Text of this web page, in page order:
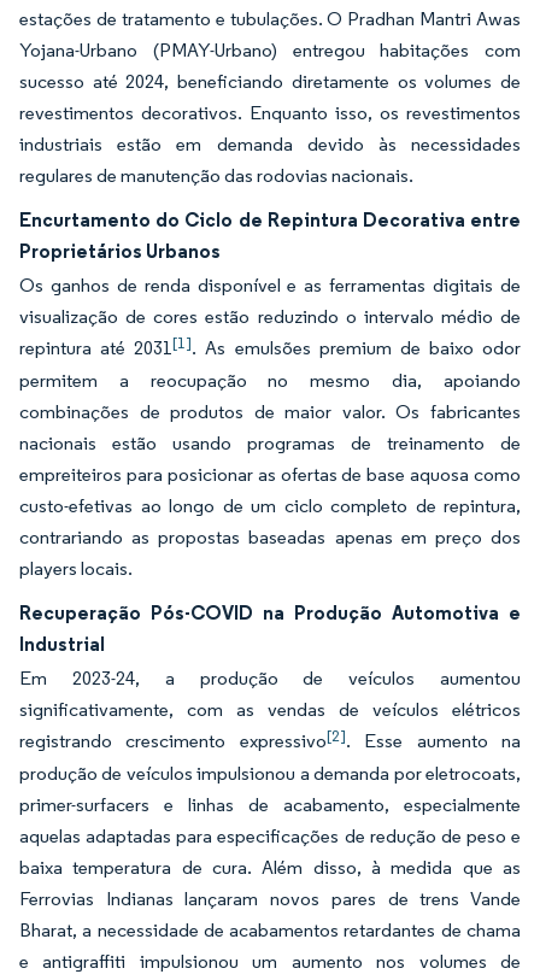
estações de tratamento e tubulações. O Pradhan Mantri Awas
Yojana-Urbano (PMAY-Urbano) entregou habitações com
sucesso até 2024, beneficiando diretamente os volumes de
revestimentos decorativos. Enquanto isso, os revestimentos
industriais estão em demanda devido às necessidades
regulares de manutenção das rodovias nacionais.
Encurtamento do Ciclo de Repintura Decorativa entre
Proprietários Urbanos
Os ganhos de renda disponível e as ferramentas digitais de
visualização de cores estão reduzindo o intervalo médio de
repintura até 2031[1]. As emulsões premium de baixo odor
permitem a reocupação no mesmo dia, apoiando
combinações de produtos de maior valor. Os fabricantes
nacionais estão usando programas de treinamento de
empreiteiros para posicionar as ofertas de base aquosa como
custo-efetivas ao longo de um ciclo completo de repintura,
contrariando as propostas baseadas apenas em preço dos
players locais.
Recuperação Pós-COVID na Produção Automotiva e
Industrial
Em 2023-24, a produção de veículos aumentou
significativamente, com as vendas de veículos elétricos
registrando crescimento expressivo[2]. Esse aumento na
produção de veículos impulsionou a demanda por eletrocoats,
primer-surfacers e linhas de acabamento, especialmente
aquelas adaptadas para especificações de redução de peso e
baixa temperatura de cura. Além disso, à medida que as
Ferrovias Indianas lançaram novos pares de trens Vande
Bharat, a necessidade de acabamentos retardantes de chama
e antigraffiti impulsionou um aumento nos volumes de